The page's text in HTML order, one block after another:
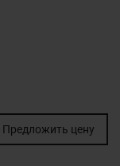
Предложить цену